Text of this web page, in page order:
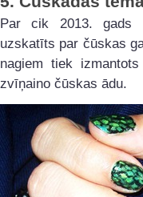
Par cik 2013. gads
uzskatīts par čūskas
nagiem tiek
zvīņaino čūskas ādu.